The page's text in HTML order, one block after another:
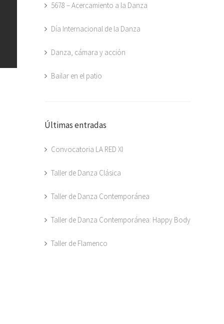
5678 – Acercamiento a la Danza
Día Internacional de la Danza
Danza, cámara y acción
Bailar en el patio
Últimas entradas
Convocatoria LA RED XI
Taller de Danza Clásica
Taller de Danza Contemporánea
Taller de Danza Contemporánea: Happy Body
Taller de Flamenco